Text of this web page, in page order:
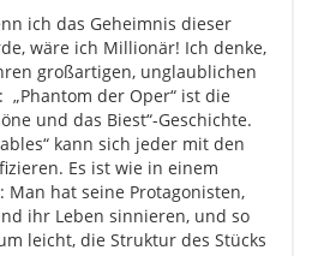
ich das Geheimnis dieser
wäre ich Millionär! Ich denke,
großartigen, unglaublichen
„Phantom der Oper“ ist die
und das Biest“-Geschichte.
kann sich jeder mit den
Es ist wie in einem
Man hat seine Protagonisten,
ihr Leben sinnieren, und so
leicht, die Struktur des Stücks